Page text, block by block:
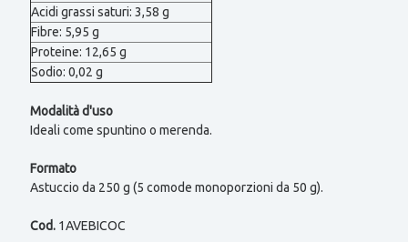
Acidi grassi saturi: 3,58 g
Fibre: 5,95 g
Proteine: 12,65 g
Sodio: 0,02 g
Modalità d'uso
Ideali come spuntino o merenda.
Formato
Astuccio da 250 g (5 comode monoporzioni da 50 g).
Cod.1AVEBICOC